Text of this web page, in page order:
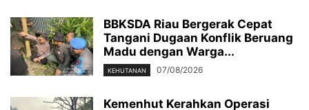
BBKSDA Riau Bergerak Cepat
Tangani Dugaan Konflik Beruang
Madu dengan Warga...
KEHUTANAN 07/08/2026
Kemenhut Kerahkan Operasi